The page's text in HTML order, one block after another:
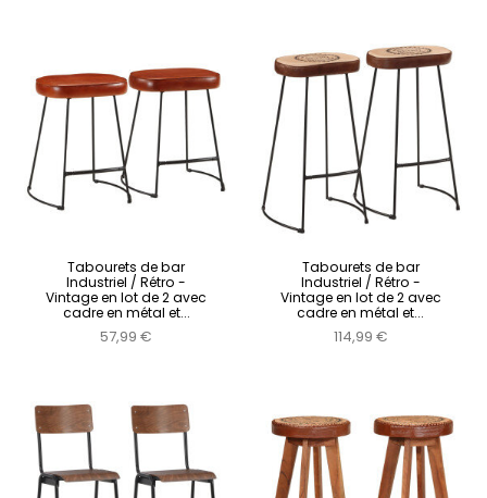
Tabourets de bar
Industriel / Rétro -
Vintage en lot de 2 avec
cadre en métal et...
57,99 €
Tabourets de bar
Industriel / Rétro -
Vintage en lot de 2 avec
cadre en métal et...
114,99 €